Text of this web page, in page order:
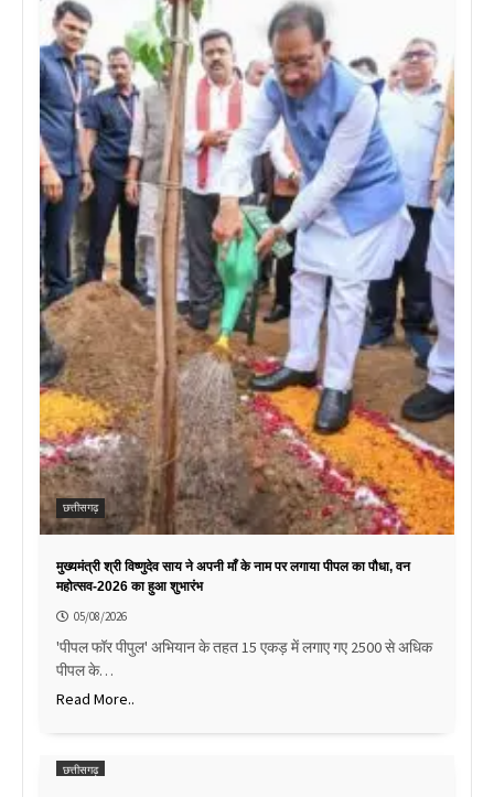
छत्तीसगढ़
मुख्यमंत्री श्री विष्णुदेव साय ने अपनी माँ के नाम पर लगाया पीपल का पौधा, वन
महोत्सव-2026 का हुआ शुभारंभ
05/08/2026
'पीपल फॉर पीपुल' अभियान के तहत 15 एकड़ में लगाए गए 2500 से अधिक
पीपल के…
Read More..
छत्तीसगढ़